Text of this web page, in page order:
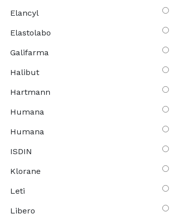
Elancyl
Elastolabo
Galifarma
Halibut
Hartmann
Humana
Humana
ISDIN
Klorane
Leti
Libero